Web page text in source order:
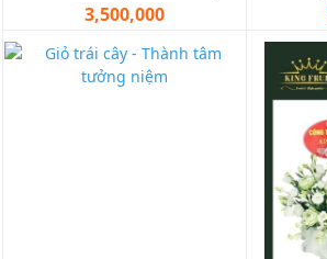
3,500,000